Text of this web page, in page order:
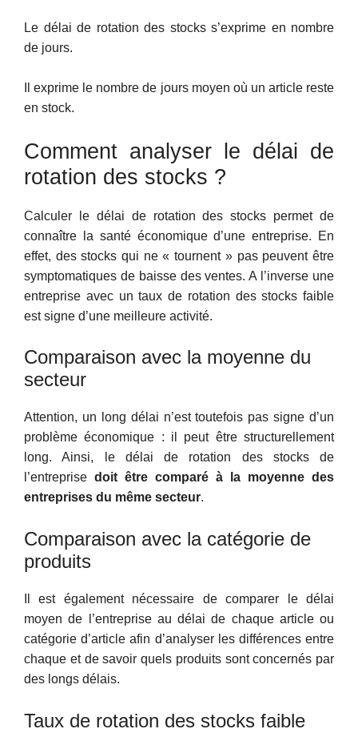
Le délai de rotation des stocks s’exprime en nombre
de jours.
Il exprime le nombre de jours moyen où un article reste
en stock.
Comment analyser le délai de
rotation des stocks ?
Calculer le délai de rotation des stocks permet de
connaître la santé économique d’une entreprise. En
effet, des stocks qui ne « tournent » pas peuvent être
symptomatiques de baisse des ventes. A l’inverse une
entreprise avec un taux de rotation des stocks faible
est signe d’une meilleure activité.
Comparaison avec la moyenne du
secteur
Attention, un long délai n’est toutefois pas signe d’un
problème économique : il peut être structurellement
long. Ainsi, le délai de rotation des stocks de
l’entreprise doit être comparé à la moyenne des
entreprises du même secteur.
Comparaison avec la catégorie de
produits
Il est également nécessaire de comparer le délai
moyen de l’entreprise au délai de chaque article ou
catégorie d’article afin d’analyser les différences entre
chaque et de savoir quels produits sont concernés par
des longs délais.
Taux de rotation des stocks faible